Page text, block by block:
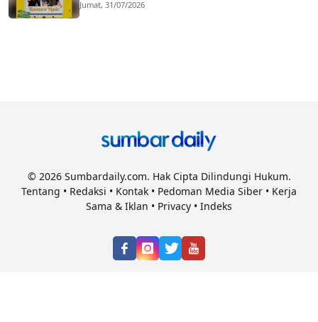
Mampu Bersaing di Panggung Nasional
Jumat, 31/07/2026
© 2026 Sumbardaily.com. Hak Cipta Dilindungi Hukum.
Tentang • Redaksi • Kontak • Pedoman Media Siber • Kerja
Sama & Iklan • Privacy • Indeks